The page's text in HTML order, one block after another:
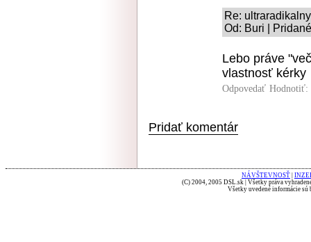
Re:
Od: Buri |
Lebo práve
vlastnosť kérky
Odpovedať Hodnotiť:
Pridať komentár
NÁVŠTEVNOSŤ
(C) 2004, 2005 DSL.sk | Všetky práva
Všetky uvedené informácie sú